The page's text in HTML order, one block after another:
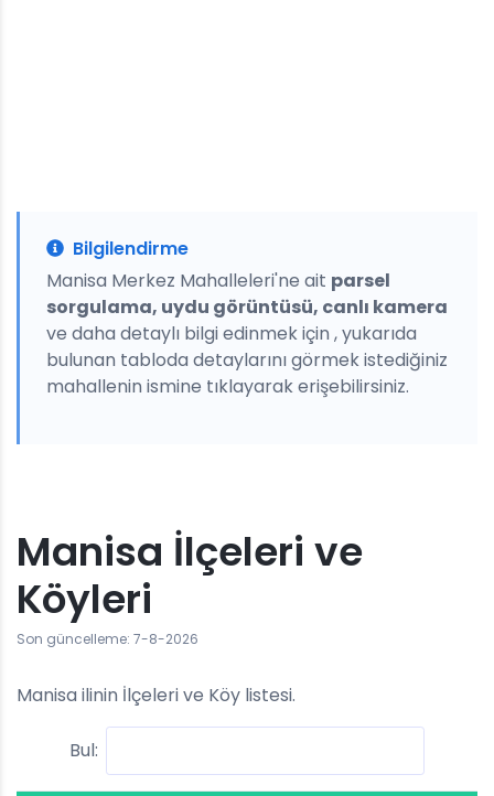
Bilgilendirme
Manisa Merkez Mahalleleri'ne ait parsel
sorgulama, uydu görüntüsü, canlı kamera
ve daha detaylı bilgi edinmek için , yukarıda
bulunan tabloda detaylarını görmek istediğiniz
mahallenin ismine tıklayarak erişebilirsiniz.
Manisa İlçeleri ve
Köyleri
Son güncelleme: 7-8-2026
Manisa ilinin İlçeleri ve Köy listesi.
Bul: